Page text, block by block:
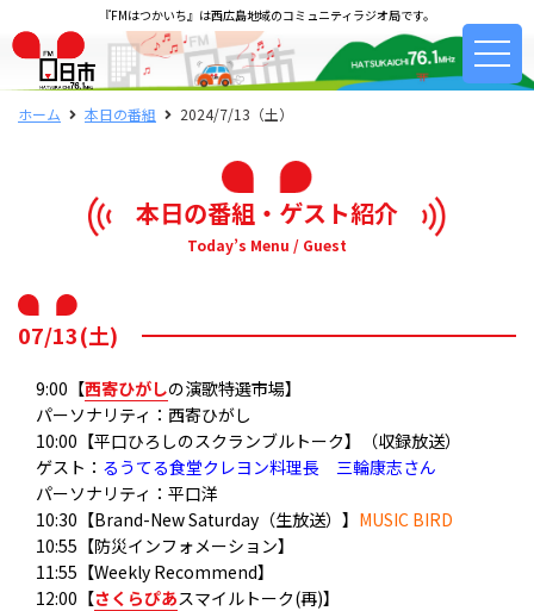
『FMはつかいち』は西広島地域のコミュニティラジオ局です。
ホーム 本日の番組 2024/7/13（土）
本日の番組・ゲスト紹介
Today’s Menu / Guest
07/13(土)
9:00【西寄ひがしの演歌特選市場】
パーソナリティ：西寄ひがし
10:00【平口ひろしのスクランブルトーク】（収録放送）
ゲスト： るうてる食堂クレヨン料理長 三輪康志さん
パーソナリティ：平口洋
10:30【Brand-New Saturday（生放送）】 MUSIC BIRD
10:55【防災インフォメーション】
11:55【Weekly Recommend】
12:00【さくらぴあスマイルトーク(再)】